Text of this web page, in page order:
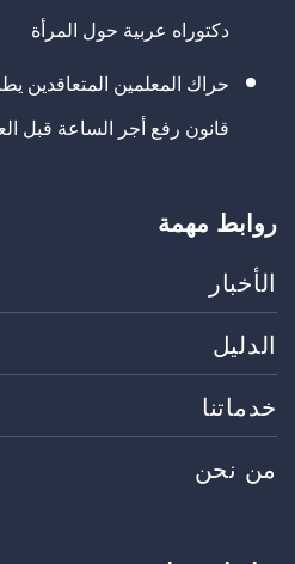
دكتوراه عربية حول المرأة
حراك المعلمين المتعاقدين
قانون رفع أجر الساعة قبل
روابط مهمة
الأخبار
الدليل
خدماتنا
من نحن